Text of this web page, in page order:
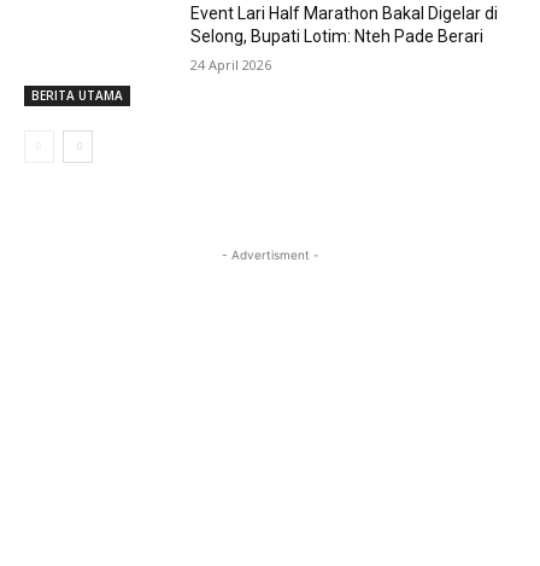
BERITA UTAMA
Event Lari Half Marathon Bakal Digelar di
Selong, Bupati Lotim: Nteh Pade Berari
24 April 2026
- Advertisment -